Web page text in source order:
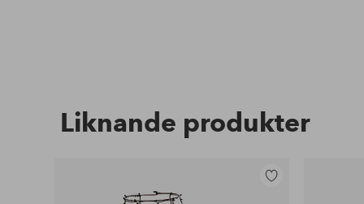
Liknande produkter